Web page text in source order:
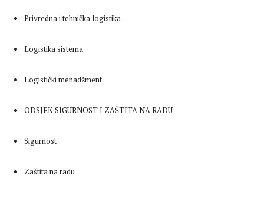
Privredna i tehnička logistika
Logistika sistema
Logistički menadžment
ODSJEK SIGURNOST I ZAŠTITA NA RADU:
Sigurnost
Zaštita na radu